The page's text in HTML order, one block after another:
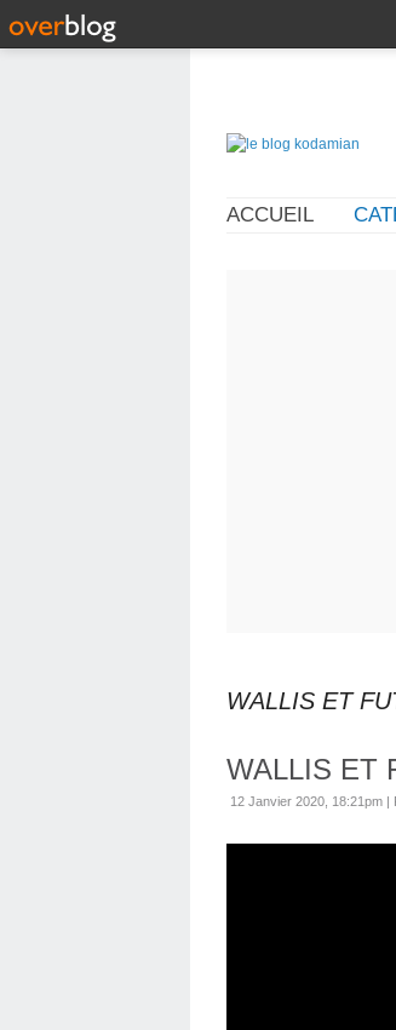
ACCUEIL
WALLIS ET
WALLIS ET
12 Janvier 2020, 18:21pm |